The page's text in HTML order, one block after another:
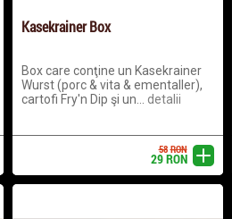
Kasekrainer Box
Box care conţine un Kasekrainer
Wurst (porc & vita & ementaller),
cartofi Fry'n Dip şi un... detalii
adaugă
29RON
58 RON